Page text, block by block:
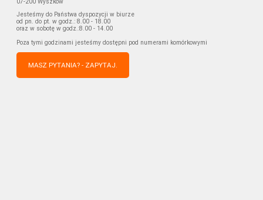
Jesteśmy do Państwa dyspozycji w biurze
od pn. do pt. w godz.: 8.00 - 18.00
oraz w sobotę w godz.:8.00 - 14.00
Poza tymi godzinami jesteśmy dostępni pod numerami komórkowymi
MASZ PYTANIA? - ZAPYTAJ.